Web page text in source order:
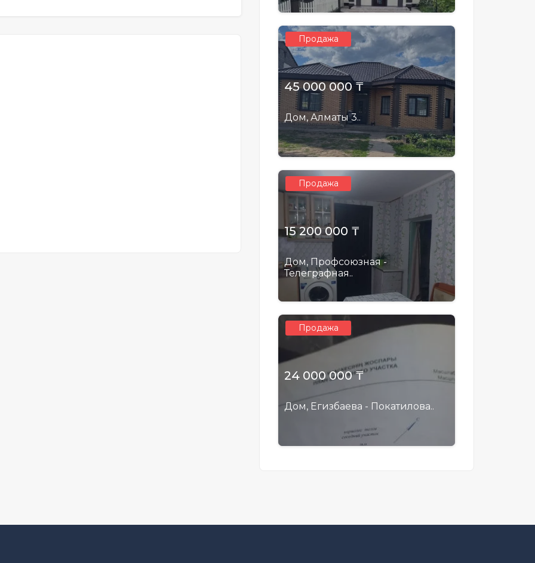
Продажа
45 000 000 ₸
Дом, Алматы 3..
Продажа
15 200 000 ₸
Дом, Профсоюзная -
Телеграфная..
Продажа
24 000 000 ₸
Дом, Егизбаева - Покатилова..